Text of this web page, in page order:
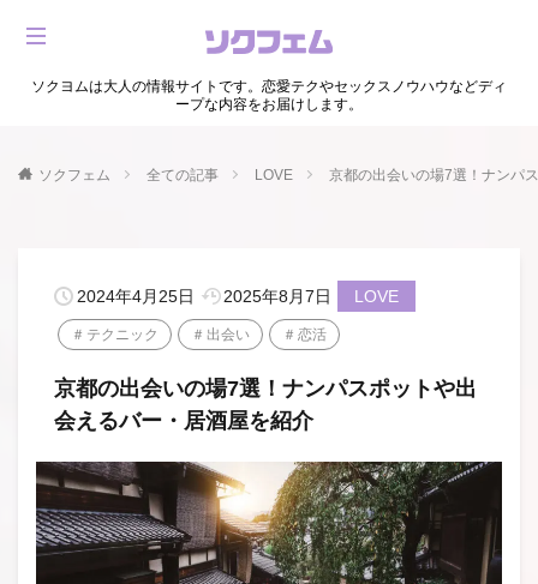
ソクヨムは大人の情報サイトです。恋愛テクやセックスノウハウなどディ
ープな内容をお届けします。
ソクフェム 全ての記事 LOVE 京都の出会いの場7選！ナンパ
2024年4月25日 2025年8月7日 LOVE
テクニック 出会い 恋活
京都の出会いの場7選！ナンパスポットや出
会えるバー・居酒屋を紹介